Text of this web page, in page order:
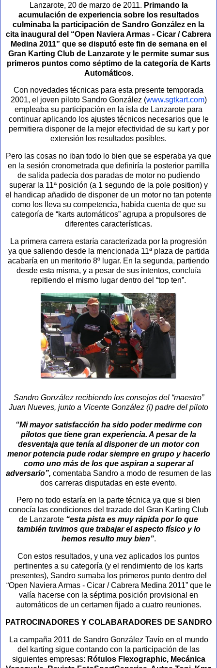
Lanzarote, 20 de marzo de 2011. Primando la
acumulación de experiencia sobre los resultados
culminaba la participación de Sandro González en la
cita inaugural del “Open Naviera Armas - Cicar / Cabrera
Medina 2011” que se disputó este fin de semana en el
Gran Karting Club de Lanzarote y le permite sumar sus
primeros puntos como séptimo de la categoría de Karts
Automáticos.
Con novedades técnicas para esta presente temporada
2001, el joven piloto Sandro González (www.sgtkart.com)
empleaba su participación en la isla de Lanzarote para
continuar aplicando los ajustes técnicos necesarios que le
permitiera disponer de la mejor efectividad de su kart y por
extensión los resultados posibles.
Pero las cosas no iban todo lo bien que se esperaba ya que
en la sesión cronometrada que definiría la posterior parrilla
de salida padecía dos paradas de motor no pudiendo
superar la 11ª posición (a 1 segundo de la pole position) y
el handicap añadido de disponer de un motor no tan potente
como los lleva su competencia, habida cuenta de que su
categoría de “karts automáticos” agrupa a propulsores de
diferentes características.
La primera carrera estaría caracterizada por la progresión
ya que saliendo desde la mencionada 11ª plaza de partida
acabaría en un meritorio 8º lugar. En la segunda, partiendo
desde esta misma, y a pesar de sus intentos, concluía
repitiendo el mismo lugar dentro del “top ten”.
Sandro González recibiendo los consejos del “maestro”
Juan Nueves, junto a Vicente González (i) padre del piloto
“Mi mayor satisfacción ha sido poder medirme con
pilotos que tiene gran experiencia. A pesar de la
desventaja que tenía al disponer de un motor con
menor potencia pude rodar siempre en grupo y hacerlo
como uno más de los que aspiran a superar al
adversario”, comentaba Sandro a modo de resumen de las
dos carreras disputadas en este evento.
Pero no todo estaría en la parte técnica ya que si bien
conocía las condiciones del trazado del Gran Karting Club
de Lanzarote “esta pista es muy rápida por lo que
también tuvimos que trabajar el aspecto físico y lo
hemos resulto muy bien”.
Con estos resultados, y una vez aplicados los puntos
pertinentes a su categoría (y el rendimiento de los karts
presentes), Sandro sumaba los primeros punto dentro del
“Open Naviera Armas - Cicar / Cabrera Medina 2011” que le
valía hacerse con la séptima posición provisional en
automáticos de un certamen fijado a cuatro reuniones.
PATROCINADORES Y COLABARADORES DE SANDRO
La campaña 2011 de Sandro González Tavío en el mundo
del karting sigue contando con la participación de las
siguientes empresas: Rótulos Flexographic, Mecánica